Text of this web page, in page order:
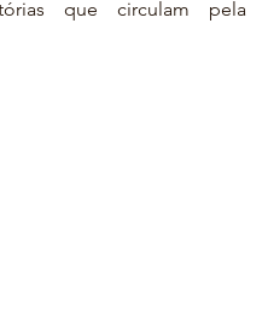
que circulam pela